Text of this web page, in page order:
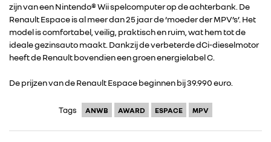
ALPINE
FOTO’S & VIDEO’S
zijn van een Nintendo® Wii spelcomputer op de achterbank. De
Renault Espace is al meer dan 25 jaar de ‘moeder der MPV’s’. Het
model is comfortabel, veilig, praktisch en ruim, wat hem tot de
ideale gezinsauto maakt. Dankzij de verbeterde dCi-dieselmotor
heeft de Renault bovendien een groen energielabel C.
De prijzen van de Renault Espace beginnen bij 39.990 euro.
Tags ANWB AWARD ESPACE MPV